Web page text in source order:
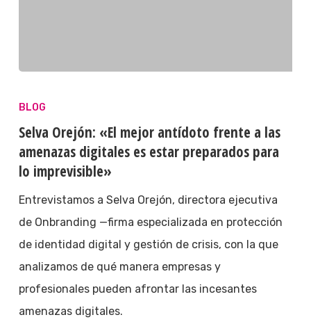
BLOG
Selva Orejón: «El mejor antídoto frente a las
amenazas digitales es estar preparados para
lo imprevisible»
Entrevistamos a Selva Orejón, directora ejecutiva
de Onbranding —firma especializada en protección
de identidad digital y gestión de crisis, con la que
analizamos de qué manera empresas y
profesionales pueden afrontar las incesantes
amenazas digitales.